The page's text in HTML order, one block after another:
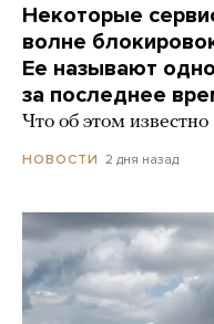
Некоторые
волне
Ее называют
за последнее
Что об этом известно
НОВОСТИ 2 дня назад